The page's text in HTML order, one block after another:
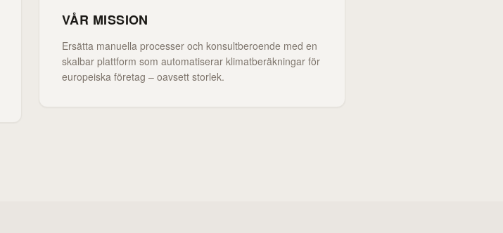
VÅR MISSION
Ersätta manuella processer och konsultberoende med en
skalbar plattform som automatiserar klimatberäkningar för
europeiska företag – oavsett storlek.